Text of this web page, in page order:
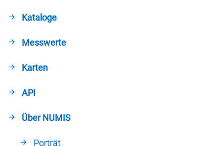
Kataloge
Messwerte
Karten
API
Über NUMIS
Porträt